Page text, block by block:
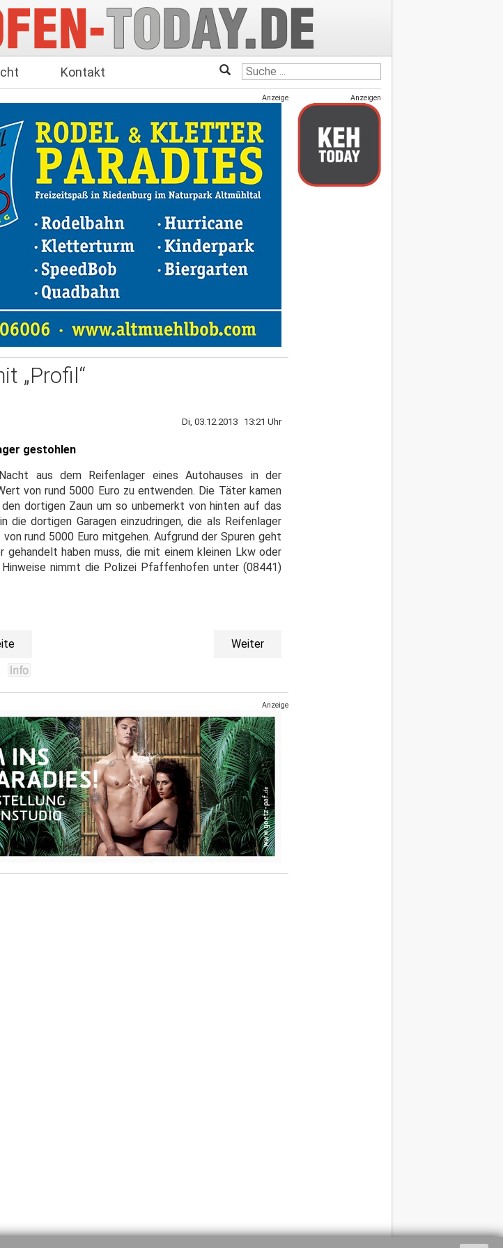
Kontakt
Anzeige
„Profil“
Di, 03.12.2013 13:21 Uhr
gestohlen
aus dem Reifenlager eines Autohauses in der
von rund 5000 Euro zu entwenden. Die Täter kamen
dortigen Zaun um so unbemerkt von hinten auf das
die dortigen Garagen einzudringen, die als Reifenlager
rund 5000 Euro mitgehen. Aufgrund der Spuren geht
haben muss, die mit einem kleinen Lkw oder
nimmt die Polizei Pfaffenhofen unter (08441)
Weiter
Anzeige
Anzeigen